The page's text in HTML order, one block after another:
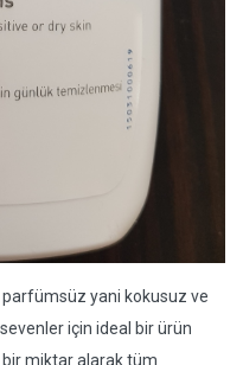
yani kokusuz ve
için ideal bir ürün
miktar alarak tüm